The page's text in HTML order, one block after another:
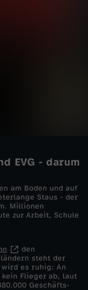
EVG - darum
am Boden und auf
Staus - der
Millionen
zur Arbeit, Schule
den
steht der
es ruhig: An
kein Flieger ab, laut
Geschäfts-